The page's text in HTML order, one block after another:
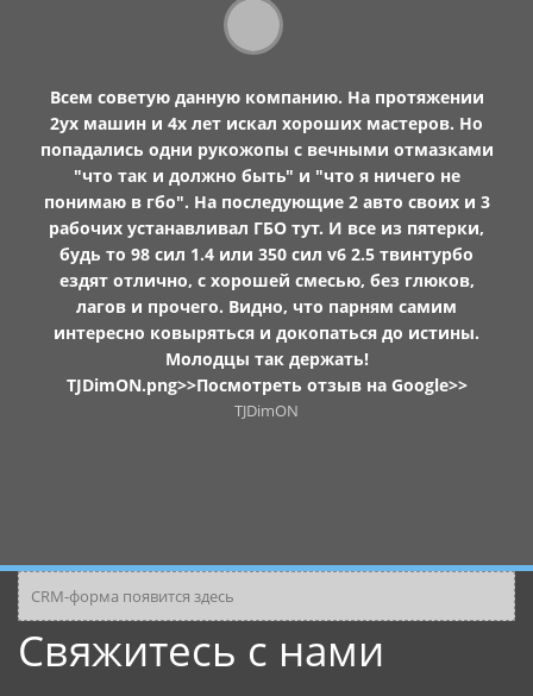
Всем советую данную компанию. На протяжении
2ух машин и 4х лет искал хороших мастеров. Но
попадались одни рукожопы с вечными отмазками
"что так и должно быть" и "что я ничего не
понимаю в гбо". На последующие 2 авто своих и 3
рабочих устанавливал ГБО тут. И все из пятерки,
будь то 98 сил 1.4 или 350 сил v6 2.5 твинтурбо
ездят отлично, с хорошей смесью, без глюков,
лагов и прочего. Видно, что парням самим
интересно ковыряться и докопаться до истины.
Молодцы так держать!
TJDimON.png>>Посмотреть отзыв на Google>>
TJDimON
CRM-форма появится здесь
Свяжитесь с нами